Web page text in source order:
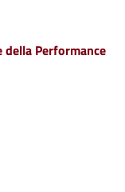
Performance